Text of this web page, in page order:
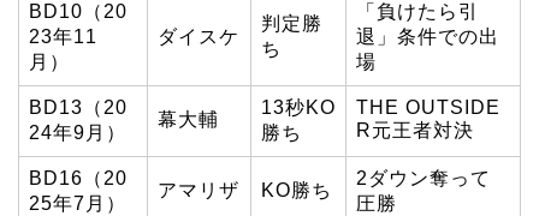
BD10（20
23年11
月）
ダイスケ
判定勝
ち
「負けたら引
退」条件での出
場
BD13（20
24年9月）
幕大輔
13秒KO
勝ち
THE OUTSIDE
R元王者対決
BD16（20
25年7月）
アマリザ KO勝ち
2ダウン奪って
圧勝